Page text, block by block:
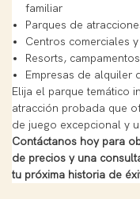
familiar
Parques de
Centros comerciales
Resorts,
Empresas de alquiler
Elija el parque temático
atracción probada que
de juego excepcional y
Contáctanos hoy para
de precios y una
tu próxima historia de